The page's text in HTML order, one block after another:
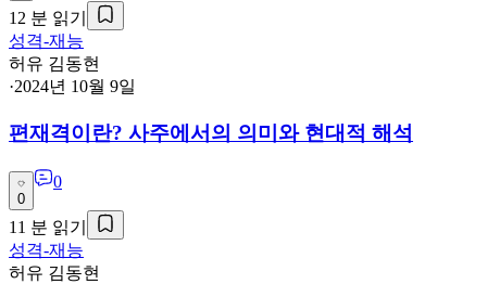
12 분 읽기
성격-재능
허유 김동현
·2024년 10월 9일
편재격이란? 사주에서의 의미와 현대적 해석
0
0
11 분 읽기
성격-재능
허유 김동현